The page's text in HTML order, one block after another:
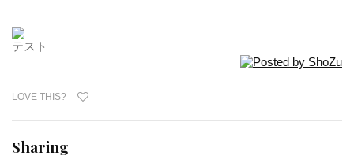
テスト
LOVE THIS?
Sharing